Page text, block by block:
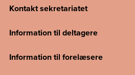
Kontakt sekretariatet
Information til deltagere
Information til forelæsere